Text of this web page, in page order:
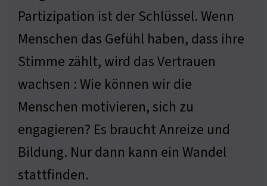
Partizipation ist der Schlüssel. Wenn
Menschen das Gefühl haben, dass ihre
Stimme zählt, wird das Vertrauen
wachsen : Wie können wir die
Menschen motivieren, sich zu
engagieren? Es braucht Anreize und
Bildung. Nur dann kann ein Wandel
stattfinden.